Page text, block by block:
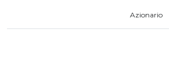
Azionario